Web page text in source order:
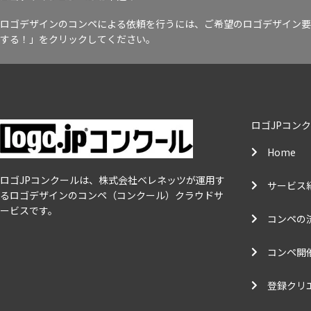
ロゴデザインのコンペによる依頼を行うには、ご希望のロゴデザイン
する！」をクリックしてください。
ロゴJPコンクールは、株式会社ベレネッツが運用す
るロゴデザインのコンペ（コンクール）クラウドサ
ービスです。
ロゴJPコン
Home
サービス
コンペの
コンペ開
登録クリ